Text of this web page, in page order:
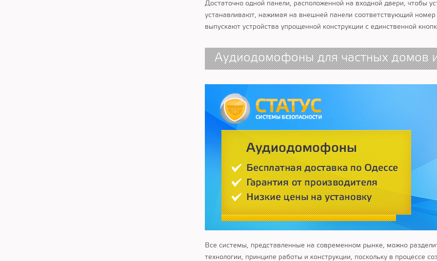
Достаточно одной панели, расположенной на входной двери, чтобы
устанавливают, нажимая на внешней панели соответствующий
выпускают устройства упрощенной конструкции с единственной
Аудиодомофоны для частных домов
Все системы, представленные на современном рынке, можно
технологии, принципе работы и конструкции, поскольку в процессе